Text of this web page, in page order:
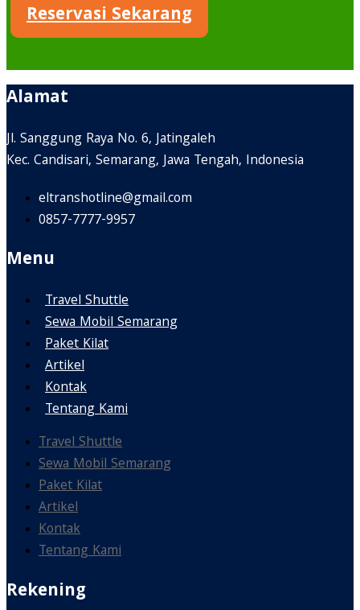
Reservasi Sekarang
Alamat
Jl. Sanggung Raya No. 6, Jatingaleh
Kec. Candisari, Semarang, Jawa Tengah, Indonesia
eltranshotline@gmail.com
0857-7777-9957
Menu
Travel Shuttle
Sewa Mobil Semarang
Paket Kilat
Artikel
Kontak
Tentang Kami
Travel Shuttle
Sewa Mobil Semarang
Paket Kilat
Artikel
Kontak
Tentang Kami
Rekening